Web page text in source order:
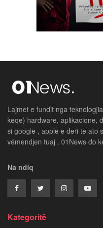
Lajmet e fundit nga
keqe) hardware, aplikacione,
si google , apple e deri te ato
vëmendjen tuaj . 01News do
Na ndiq
Kategoritë